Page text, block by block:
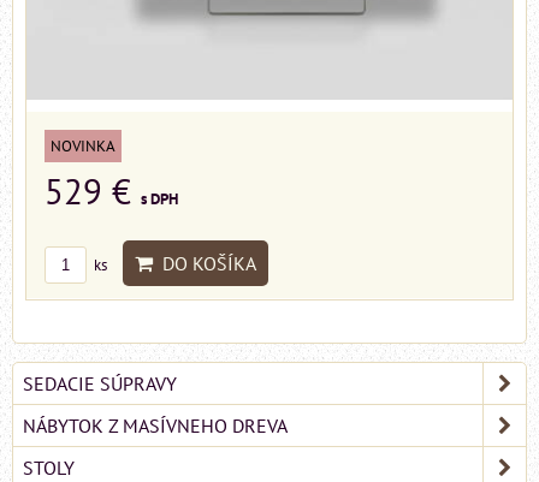
NOVINKA
529 € s DPH
ks DO KOŠÍKA
SEDACIE SÚPRAVY
NÁBYTOK Z MASÍVNEHO DREVA
STOLY